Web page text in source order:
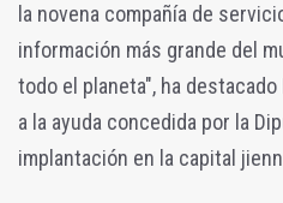
la novena compañía de
información más grande del
todo el planeta", ha
a la ayuda concedida por la
implantación en la capital